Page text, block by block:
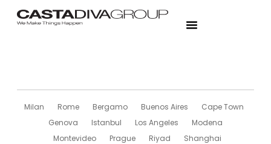
Milan Rome Bergamo Buenos Aires
Cape Town
Genova
Istanbul Los Angeles
Modena
Montevideo
Prague Riyad Shanghai